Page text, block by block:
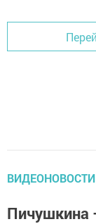
Пичушкина